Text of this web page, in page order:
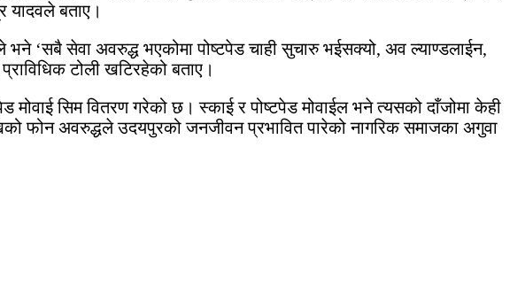
यादवले बताए।
भने ‘सबै सेवा अवरुद्ध भएकोमा पोष्टपेड चाही सुचारु भईसक्यो, अव ल्याण्डलाईन,
टोली खटिरहेको बताए।
सिम वितरण गरेको छ। स्काई र पोष्टपेड मोवाईल भने त्यसको दाँजोमा केही
फोन अवरुद्धले उदयपुरको जनजीवन प्रभावित पारेको नागरिक समाजका अगुवा